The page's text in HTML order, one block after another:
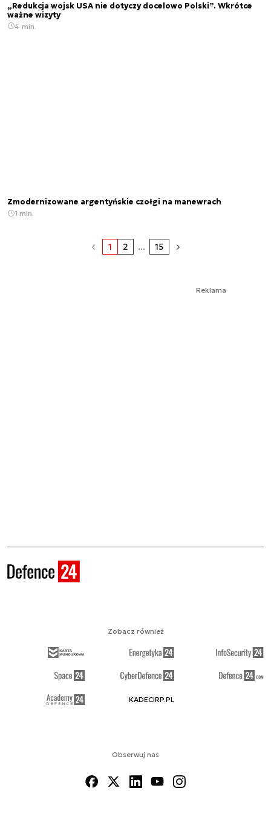
„Redukcja wojsk USA nie dotyczy docelowo Polski”. Wkrótce
ważne wizyty
4 min.
Zmodernizowane argentyńskie czołgi na manewrach
1 min.
1 2 ... 15
Reklama
Obserwuj nas
Zobacz również
KADECIRP.PL